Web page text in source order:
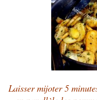
Laisser mijoter 5